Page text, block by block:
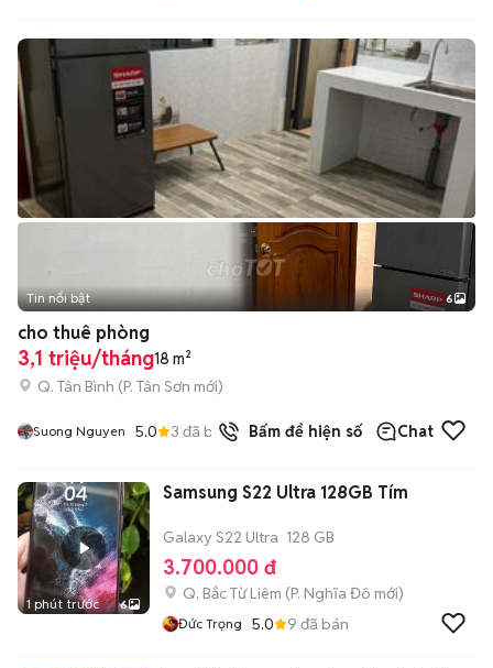
+2
Tin nổi bật 6
cho thuê phòng
3,1 triệu/tháng18 m²
Q. Tân Bình (P. Tân Sơn mới)
Suong Nguyen 5.0 3 đã bán Bấm để hiện số Chat
1 phút trước 6
Samsung S22 Ultra 128GB Tím
Galaxy S22 Ultra 128 GB
3.700.000 đ
Q. Bắc Từ Liêm (P. Nghĩa Đô mới)
Đức Trọng 5.0 9 đã bán